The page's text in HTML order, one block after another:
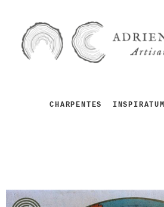
CHARPENTES INSPIRATUM